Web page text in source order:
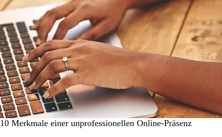
10 Merkmale einer unprofessionellen Online-Präsenz